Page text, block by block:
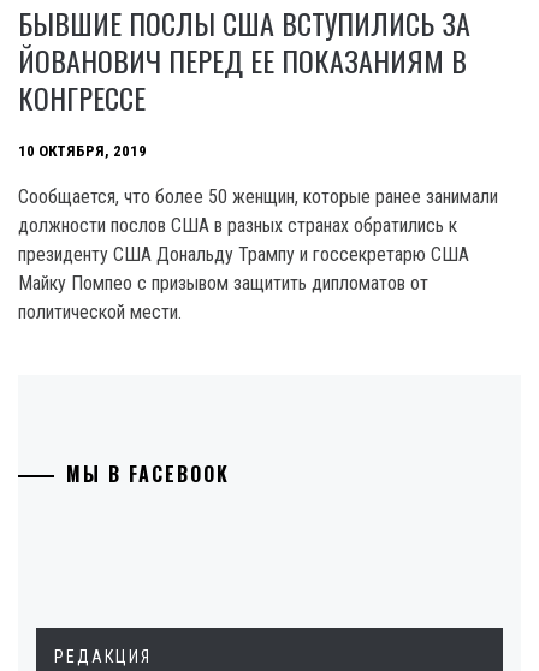
БЫВШИЕ ПОСЛЫ США ВСТУПИЛИСЬ ЗА
ЙОВАНОВИЧ ПЕРЕД ЕЕ ПОКАЗАНИЯМ В
КОНГРЕССЕ
10 ОКТЯБРЯ, 2019
Сообщается, что более 50 женщин, которые ранее занимали
должности послов США в разных странах обратились к
президенту США Дональду Трампу и госсекретарю США
Майку Помпео с призывом защитить дипломатов от
политической мести.
МЫ В FACEBOOK
РЕДАКЦИЯ